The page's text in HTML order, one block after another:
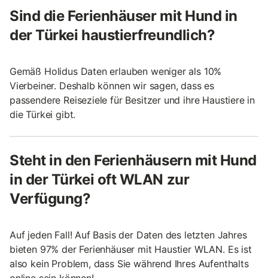
Sind die Ferienhäuser mit Hund in
der Türkei haustierfreundlich?
Gemäß Holidus Daten erlauben weniger als 10%
Vierbeiner. Deshalb können wir sagen, dass es
passendere Reiseziele für Besitzer und ihre Haustiere in
die Türkei gibt.
Steht in den Ferienhäusern mit Hund
in der Türkei oft WLAN zur
Verfügung?
Auf jeden Fall! Auf Basis der Daten des letzten Jahres
bieten 97% der Ferienhäuser mit Haustier WLAN. Es ist
also kein Problem, dass Sie während Ihres Aufenthalts